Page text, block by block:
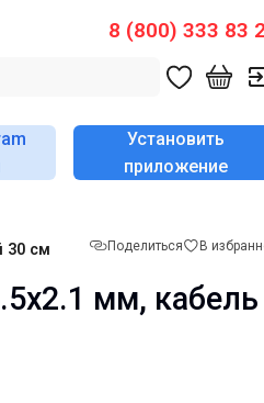
8 (800) 333 83
Установить
приложение
Поделиться В
30 см
мм, кабель